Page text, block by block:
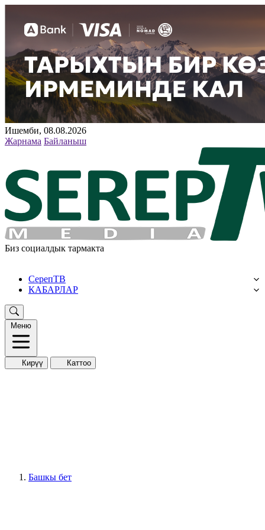
Ишемби, 08.08.2026
Жарнама Байланыш
Биз социалдык тармакта
СерепТВ
КАБАРЛАР
Меню
Кирүү Каттоо
Башкы бет